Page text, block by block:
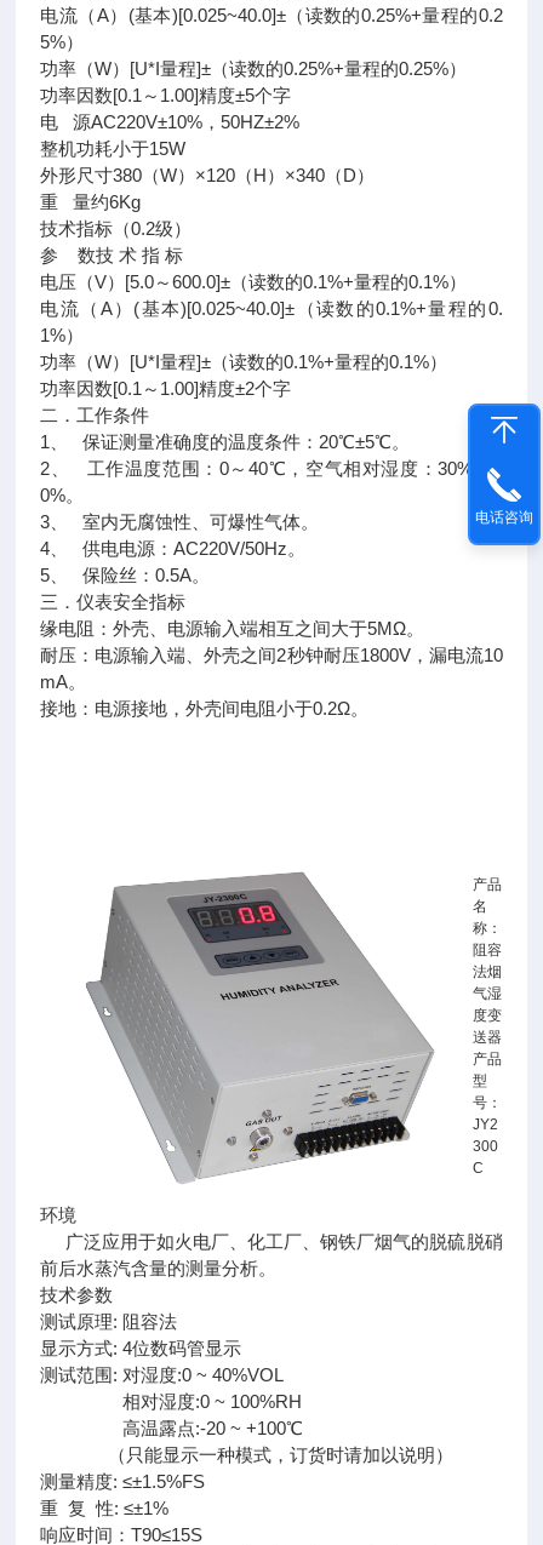
电流（A）(基本)[0.025~40.0]±（读数的0.25%+量程的0.2
5%）
功率（W）[U*I量程]±（读数的0.25%+量程的0.25%）
功率因数[0.1～1.00]精度±5个字
电 源AC220V±10%，50HZ±2%
整机功耗小于15W
外形尺寸380（W）×120（H）×340（D）
重 量约6Kg
技术指标（0.2级）
参 数技 术 指 标
电压（V）[5.0～600.0]±（读数的0.1%+量程的0.1%）
电流（A）(基本)[0.025~40.0]±（读数的0.1%+量程的0.
1%）
功率（W）[U*I量程]±（读数的0.1%+量程的0.1%）
功率因数[0.1～1.00]精度±2个字
二．工作条件
1、 保证测量准确度的温度条件：20℃±5℃。
2、 工作温度范围：0～40℃，空气相对湿度：30%～9
0%。
3、 室内无腐蚀性、可爆性气体。
4、 供电电源：AC220V/50Hz。
5、 保险丝：0.5A。
三．仪表安全指标
缘电阻：外壳、电源输入端相互之间大于5MΩ。
耐压：电源输入端、外壳之间2秒钟耐压1800V，漏电流10
mA。
接地：电源接地，外壳间电阻小于0.2Ω。
产品
名
称：
阻容
法烟
气湿
度变
送器
产品
型
号：
JY2
300
C
环境
广泛应用于如火电厂、化工厂、钢铁厂烟气的脱硫脱硝
前后水蒸汽含量的测量分析。
技术参数
测试原理: 阻容法
显示方式: 4位数码管显示
测试范围: 对湿度:0 ~ 40%VOL
相对湿度:0 ~ 100%RH
高温露点:-20 ~ +100℃
（只能显示一种模式，订货时请加以说明）
测量精度: ≤±1.5%FS
重 复 性: ≤±1%
响应时间：T90≤15S
电话咨询